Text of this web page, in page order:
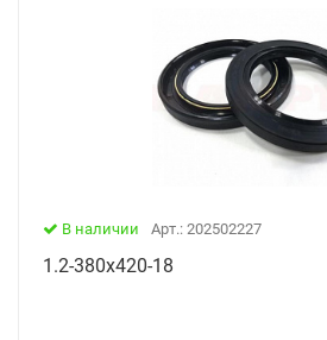
В наличии Арт.: 202502227
1.2-380х420-18